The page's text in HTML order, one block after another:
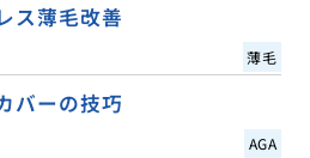
ス薄毛改善
薄毛
バーの技巧
AGA